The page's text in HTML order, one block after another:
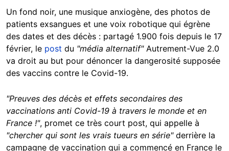
Un fond noir, une musique anxiogène, des photos de
patients exsangues et une voix robotique qui égrène
des dates et des décès : partagé 1.900 fois depuis le 17
février, le post du "média alternatif" Autrement-Vue 2.0
va droit au but pour dénoncer la dangerosité supposée
des vaccins contre le Covid-19.
"Preuves des décès et effets secondaires des
vaccinations anti Covid-19 à travers le monde et en
France !", promet ce très court post, qui appelle à
"chercher qui sont les vrais tueurs en série" derrière la
campagne de vaccination qui a commencé en France le